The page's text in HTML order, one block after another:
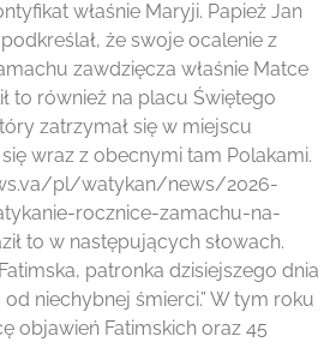
właśnie Maryji. Papież Jan
że swoje ocalenie z
zawdzięcza właśnie Matce
to również na placu Świętego
zatrzymał się w miejscu
wraz z obecnymi tam Polakami.
pl/watykan/news/2026-
rocznice-zamachu-na-
to w następujących słowach.
patronka dzisiejszego dnia
od niechybnej śmierci.” W tym roku
objawień Fatimskich oraz 45